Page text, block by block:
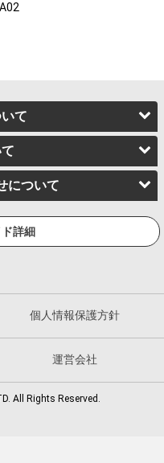
て
について
詳細
個人情報保護方針
運営会社
All Rights Reserved.